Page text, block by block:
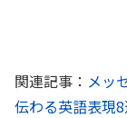
関連記事： メッ
伝わる英語表現